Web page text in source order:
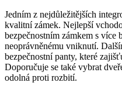
Jedním‌ z nejdůležitějších
‌kvalitní zámek. ⁢Nejlepší
bezpečnostním zámkem ⁢s
neoprávněnému vniknutí.
bezpečnostní panty,​ které
Doporučuje se⁣ také ⁤vybrat
odolná proti rozbití.